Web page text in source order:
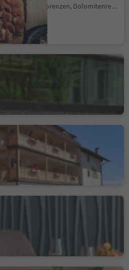
Runggen, St.Lorenzen, Dolomitenregion Kronplatz
Atelier Moessmer Norbert
Gasthof zum Hirschen
Jenesien, Bozen und Umgebung
Nachhaltigkeitslabel Level 3